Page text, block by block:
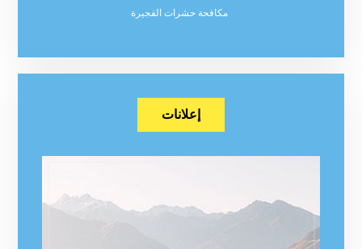
مكافحة حشرات الفجيرة
إعلانات